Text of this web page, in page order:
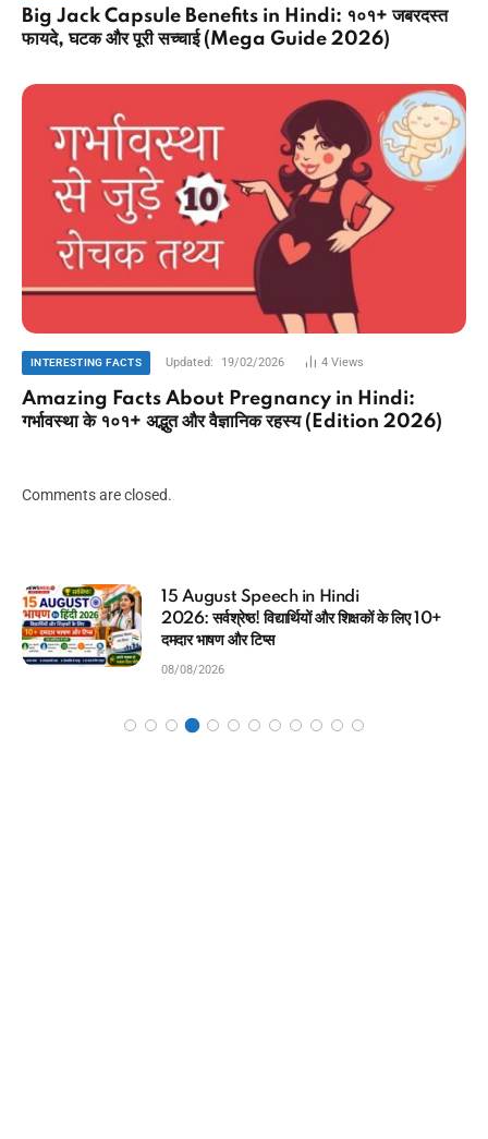
Big Jack Capsule Benefits in Hindi: १०१+ जबरदस्त
फायदे, घटक और पूरी सच्चाई (Mega Guide 2026)
INTERESTING FACTS Updated: 19/02/2026 4 Views
Amazing Facts About Pregnancy in Hindi:
गर्भावस्था के १०१+ अद्भुत और वैज्ञानिक रहस्य (Edition 2026)
Comments are closed.
Ladli Behna Yojana August Installment
2026: बड़ी खुशखबरी! रक्षाबंधन पर मिलेंगे ₹1750, यहाँ
देखें नई लिस्ट और स्टेटस
08/08/2026